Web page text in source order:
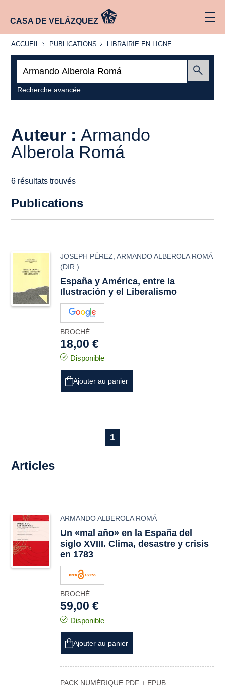
CASA DE VELÁZQUEZ
ACCUEIL
ACCUEIL PUBLICATIONS
PUBLICATIONS
LIBRAIRIE
LIBRAIRIE EN LIGNE
Recherche avancée
Auteur : Armando
Alberola Romá
6 résultats trouvés
Publications
JOSEPH PÉREZ ,ARMANDO ALBEROLA ROMÁ
(DIR.)
España y América, entre la
Ilustración y el Liberalismo
BROCHÉ
18,00 €
Disponible
Ajouter au panier
1
Articles
ARMANDO ALBEROLA ROMÁ
Un «mal año» en la España del
siglo XVIII. Clima, desastre y crisis
en 1783
BROCHÉ
59,00 €
Disponible
Ajouter au panier
PACK NUMÉRIQUE PDF + EPUB